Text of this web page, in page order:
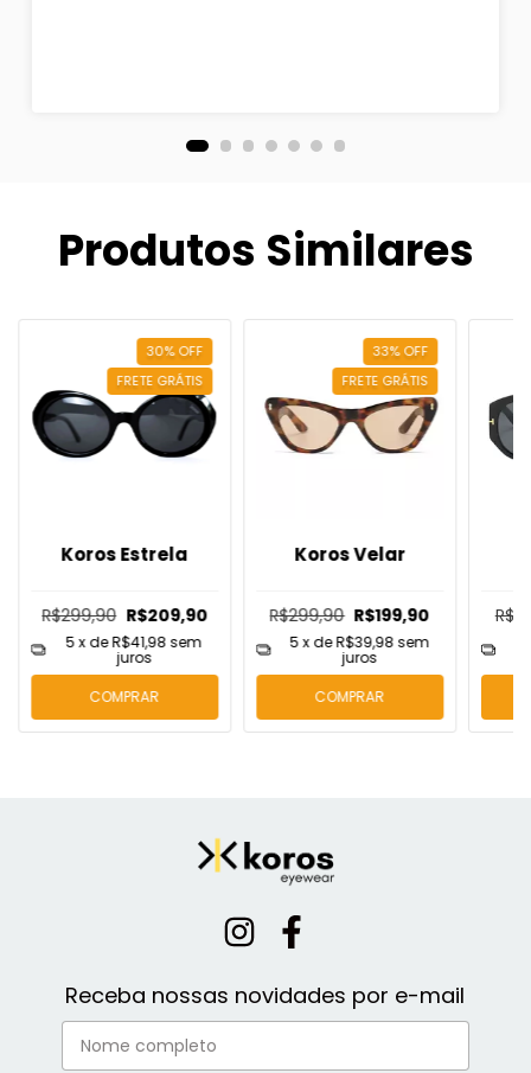
Produtos Similares
30%OFF
FRETE GRÁTIS
Koros Estrela
R$299,90 R$209,90
5 x deR$41,98 sem
juros
COMPRAR
33%OFF
FRETE GRÁTIS
Koros Velar
R$299,90 R$199,90
5x deR$39,98 sem
juros
COMPRAR
Receba nossas novidades por e-mail